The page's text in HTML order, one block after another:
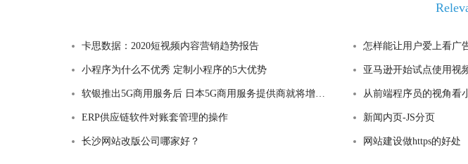
卡思数据：2020短视频内容营销趋势报告 怎样能让用户爱上看广
小程序为什么不优秀 定制小程序的5大优势 亚马逊开始试点使用视
软银推出5G商用服务后 日本5G商用服务提供商就将增至3家 从前端程序员的视角看
ERP供应链软件对账套管理的操作 新闻内页-JS分页
长沙网站改版公司哪家好？ 网站建设做https的好处